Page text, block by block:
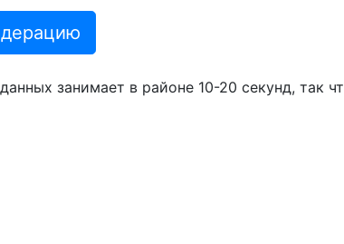
занимает в районе 10-20 секунд, так